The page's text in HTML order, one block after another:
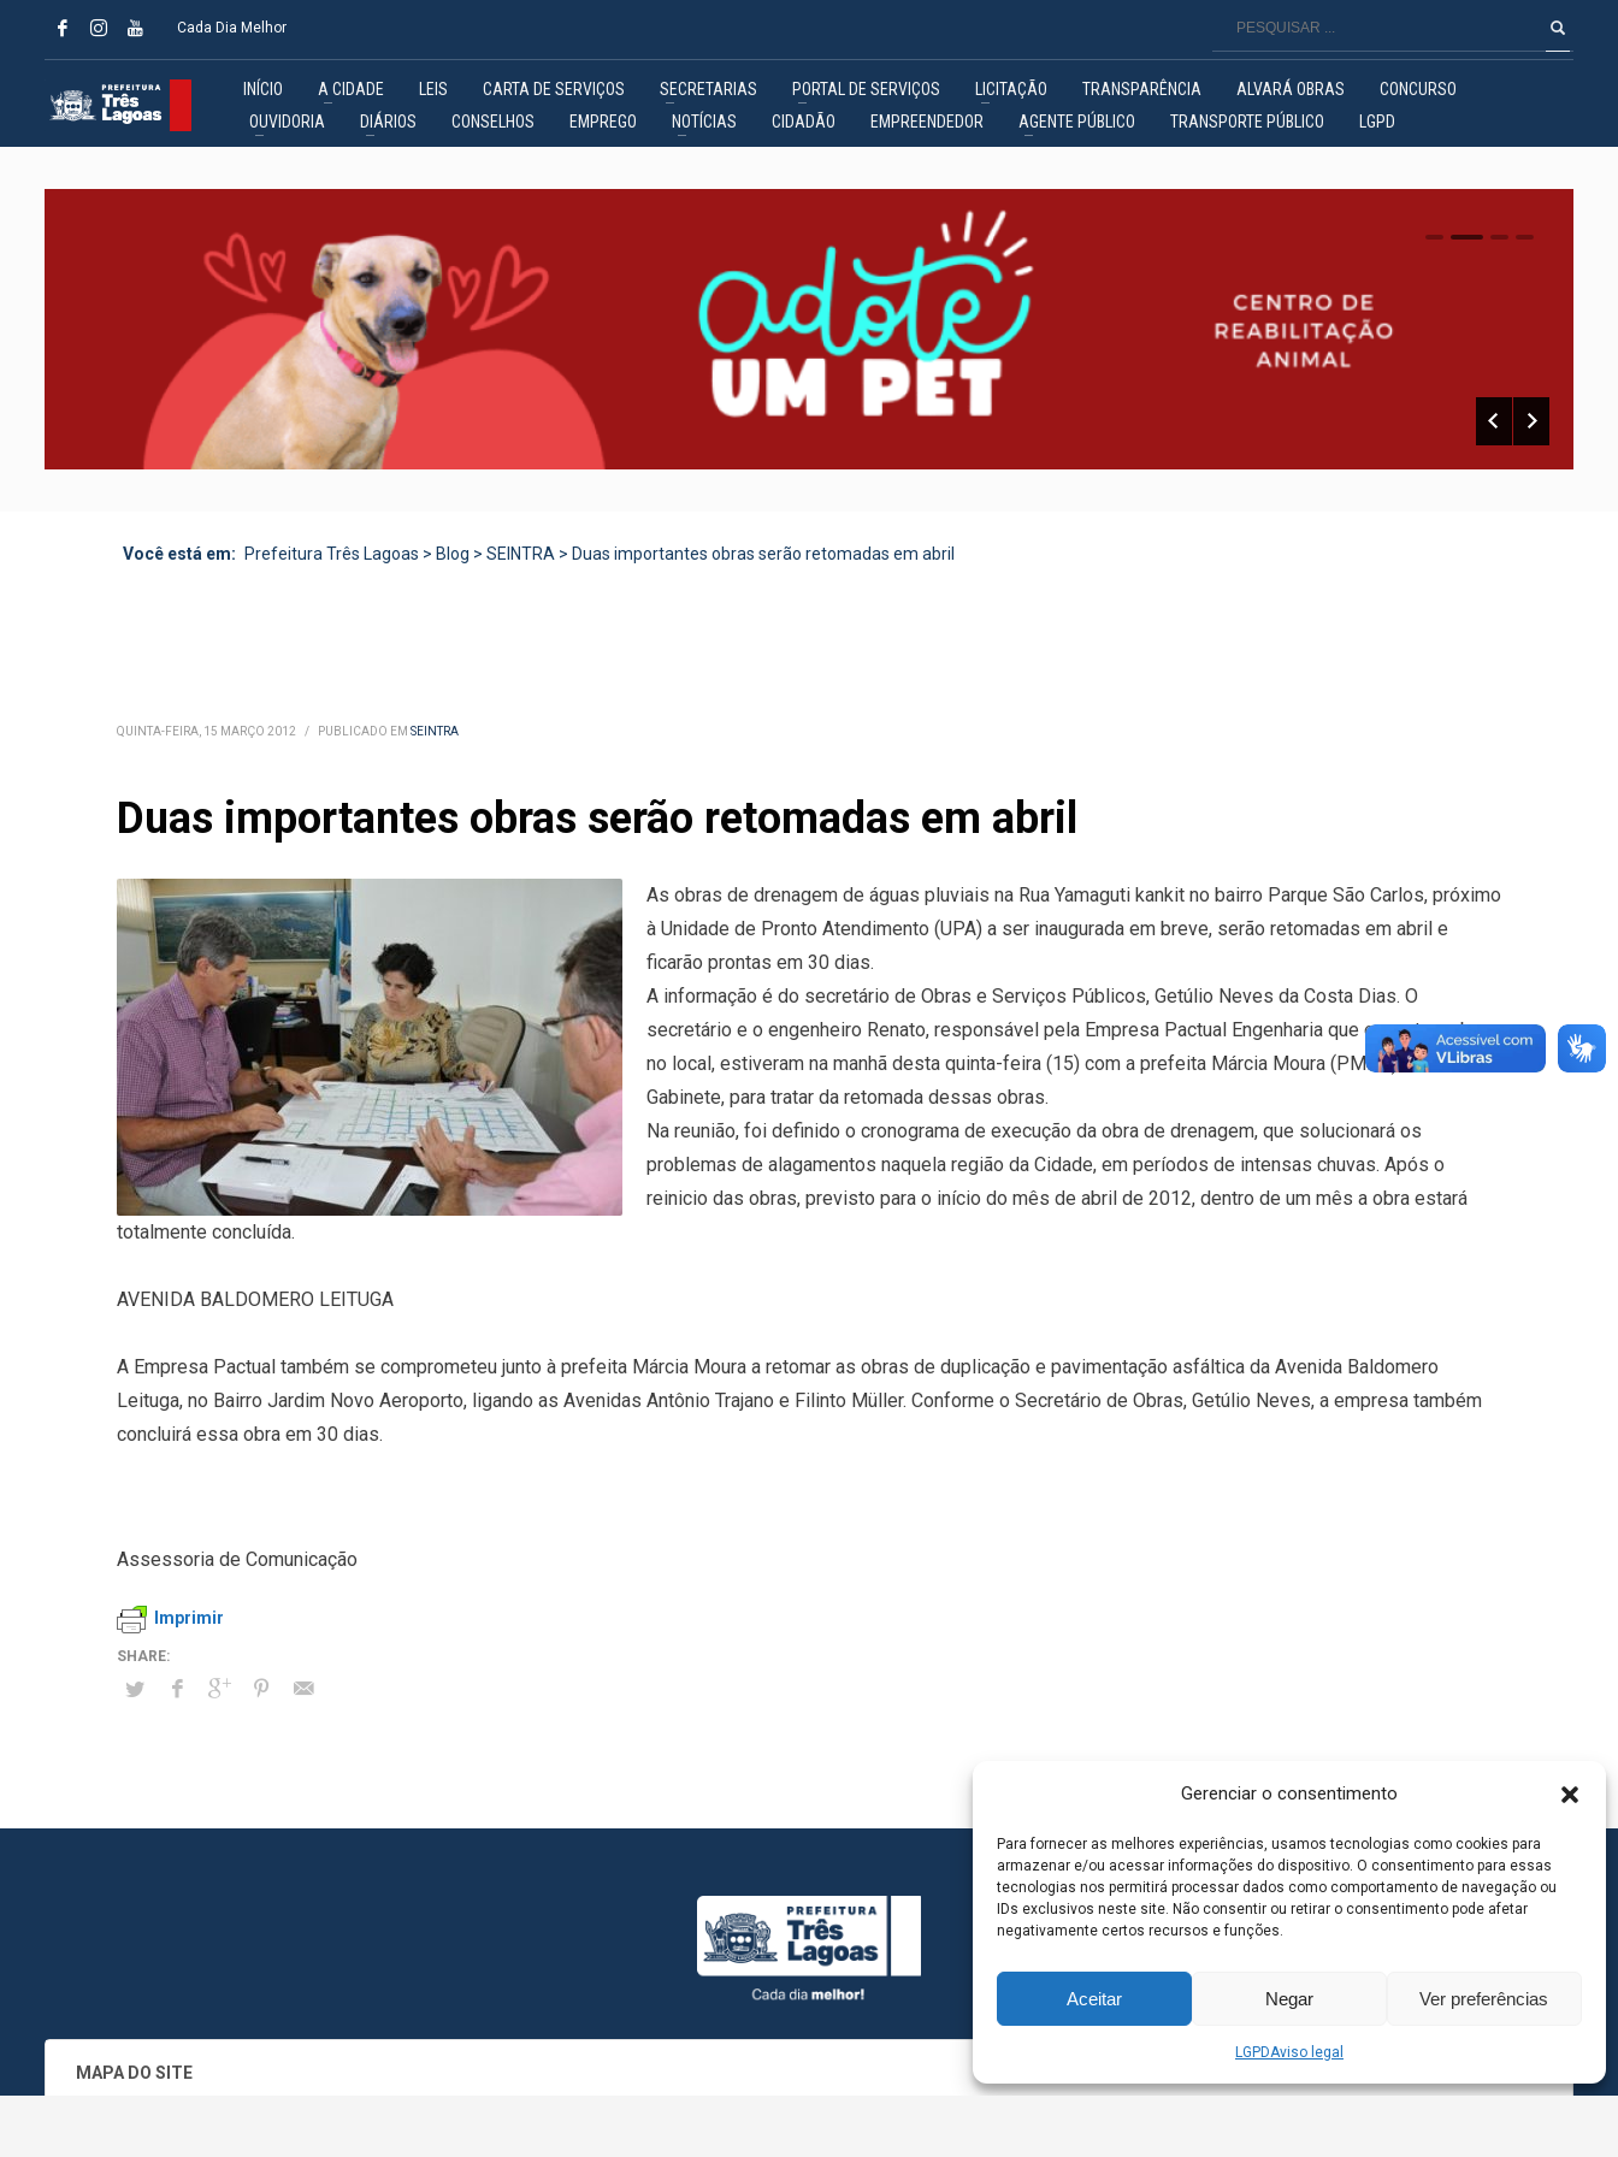
Gerenciar o consentimento
Para fornecer as melhores experiências, usamos tecnologias como cookies para
armazenar e/ou acessar informações do dispositivo. O consentimento para essas
tecnologias nos permitirá processar dados como comportamento de navegação ou
IDs exclusivos neste site. Não consentir ou retirar o consentimento pode afetar
negativamente certos recursos e funções.
Aceitar Negar Ver preferências
LGPDAviso legal
Cada Dia Melhor
INÍCIO A CIDADE LEIS CARTA DE SERVIÇOS SECRETARIAS PORTAL DE SERVIÇOS LICITAÇÃO TRANSPARÊNCIA ALVARÁ OBRAS
CONCURSO
OUVIDORIA
DIÁRIOS CONSELHOS EMPREGO NOTÍCIAS CIDADÃO EMPREENDEDOR AGENTE PÚBLICO TRANSPORTE PÚBLICO LGPD
0 1 2
Você está em: Prefeitura Três Lagoas > Blog > SEINTRA > Duas importantes obras serão retomadas em abril
QUINTA-FEIRA, 15 MARÇO 2012 / PUBLICADO EM SEINTRA
Duas importantes obras serão retomadas em abril
As obras de drenagem de águas pluviais na Rua Yamaguti kankit no bairro Parque São Carlos, próximo
à Unidade de Pronto Atendimento (UPA) a ser inaugurada em breve, serão retomadas em abril e
ficarão prontas em 30 dias.
A informação é do secretário de Obras e Serviços Públicos, Getúlio Neves da Costa Dias. O
secretário e o engenheiro Renato, responsável pela Empresa Pactual Engenharia que executa a obra
no local, estiveram na manhã desta quinta-feira (15) com a prefeita Márcia Moura (PMDB) em seu
Gabinete, para tratar da retomada dessas obras.
Na reunião, foi definido o cronograma de execução da obra de drenagem, que solucionará os
problemas de alagamentos naquela região da Cidade, em períodos de intensas chuvas. Após o
reinicio das obras, previsto para o início do mês de abril de 2012, dentro de um mês a obra estará
totalmente concluída.
AVENIDA BALDOMERO LEITUGA
A Empresa Pactual também se comprometeu junto à prefeita Márcia Moura a retomar as obras de duplicação e pavimentação asfáltica da Avenida Baldomero
Leituga, no Bairro Jardim Novo Aeroporto, ligando as Avenidas Antônio Trajano e Filinto Müller. Conforme o Secretário de Obras, Getúlio Neves, a empresa também
concluirá essa obra em 30 dias.
Assessoria de Comunicação
Imprimir
MAPA DO SITE